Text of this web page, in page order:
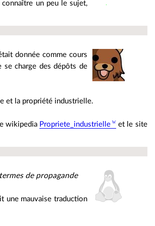
un peu le sujet,
donnée comme cours
charge des dépôts de
et la propriété industrielle.
wikipedia Propriete_industrielle et le site
de propagande
une mauvaise traduction